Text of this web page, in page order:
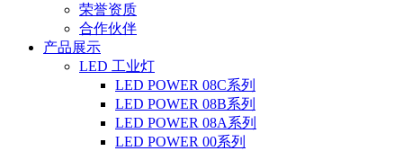
荣誉资质
合作伙伴
产品展示
LED 工业灯
LED POWER 08C系列
LED POWER 08B系列
LED POWER 08A系列
LED POWER 00系列